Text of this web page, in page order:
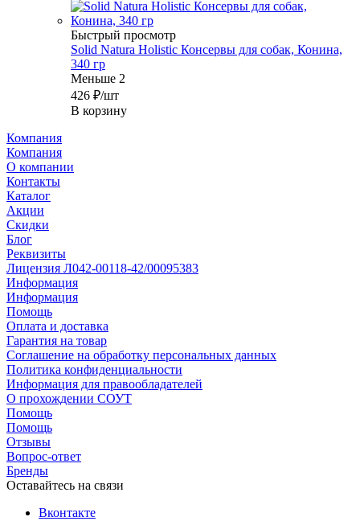
Быстрый просмотр
Solid Natura Holistic Консервы для собак, Конина,
340 гр
Меньше 2
426 ₽/шт
В корзину
Компания
Компания
О компании
Контакты
Каталог
Акции
Скидки
Блог
Реквизиты
Лицензия Л042-00118-42/00095383
Информация
Информация
Помощь
Оплата и доставка
Гарантия на товар
Соглашение на обработку персональных данных
Политика конфиденциальности
Информация для правообладателей
О прохождении СОУТ
Помощь
Помощь
Отзывы
Вопрос-ответ
Бренды
Оставайтесь на связи
Вконтакте